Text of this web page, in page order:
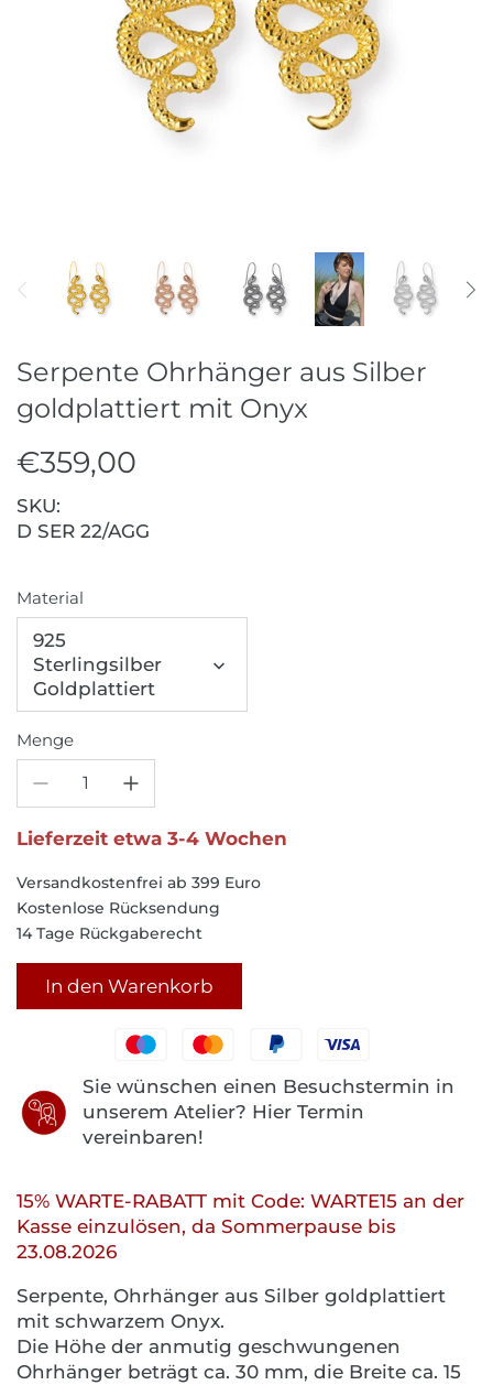
Serpente Ohrhänger aus Silber
goldplattiert mit Onyx
€359,00
SKU:
D SER 22/AGG
Material
925
Sterlingsilber
Goldplattiert
Menge
Lieferzeit etwa 3-4 Wochen
Versandkostenfrei ab 399 Euro
Kostenlose Rücksendung
14 Tage Rückgaberecht
In den Warenkorb
Sie wünschen einen Besuchstermin in
unserem Atelier? Hier Termin
vereinbaren!
15% WARTE-RABATT mit Code: WARTE15 an der
Kasse einzulösen, da Sommerpause bis
23.08.2026
Serpente, Ohrhänger aus Silber goldplattiert
mit schwarzem Onyx.
Die Höhe der anmutig geschwungenen
Ohrhänger beträgt ca. 30 mm, die Breite ca. 15
Ohrschmuck
Raritäten